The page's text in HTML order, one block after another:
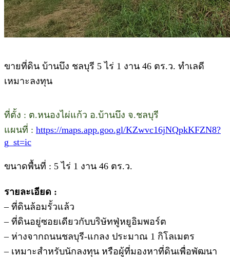
ขายที่ดิน บ้านบึง ชลบุรี 5 ไร่ 1 งาน 46 ตร.ว. ทำเลดี
เหมาะลงทุน
ที่ตั้ง : ต.หนองไผ่แก้ว อ.บ้านบึง จ.ชลบุรี
แผนที่ : https://maps.app.goo.gl/KZwvc16jNQpkKFZN8?
g_st=ic
ขนาดพื้นที่ : 5 ไร่ 1 งาน 46 ตร.ว.
รายละเอียด :
– ที่ดินล้อมรั้วแล้ว
– ที่ดินอยู่ซอยเดียวกับบริษัทฟู่หยูอิมพอร์ต
– ห่างจากถนนชลบุรี-แกลง ประมาณ 1 กิโลเมตร
– เหมาะสำหรับนักลงทุน หรือผู้ที่มองหาที่ดินเพื่อพัฒนา